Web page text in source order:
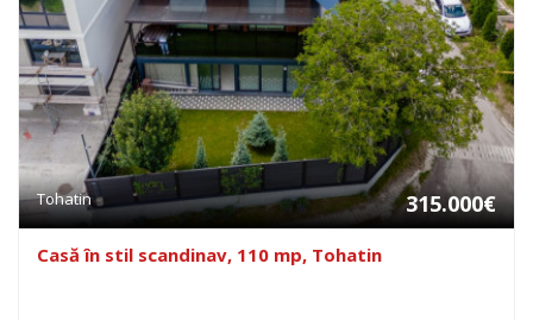
Tohatin 315.000€
Casă în stil scandinav, 110 mp, Tohatin